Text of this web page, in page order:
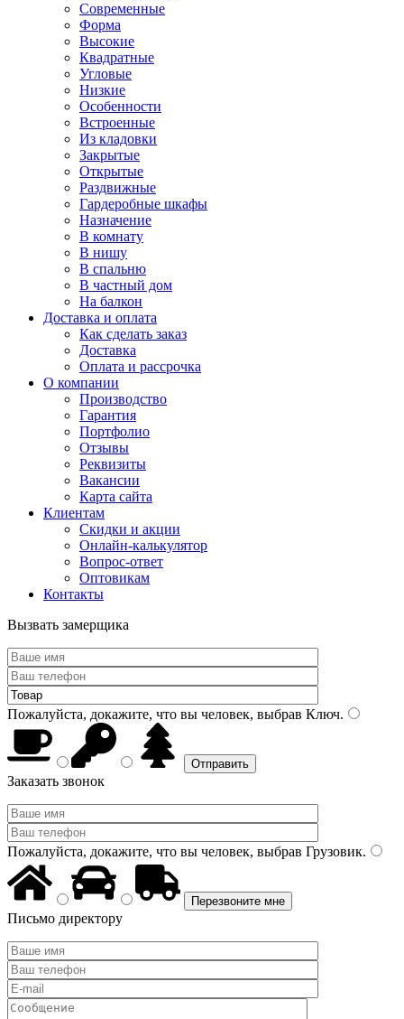
Современные
Форма
Высокие
Квадратные
Угловые
Низкие
Особенности
Встроенные
Из кладовки
Закрытые
Открытые
Раздвижные
Гардеробные шкафы
Назначение
В комнату
В нишу
В спальню
В частный дом
На балкон
Доставка и оплата
Как сделать заказ
Доставка
Оплата и рассрочка
О компании
Производство
Гарантия
Портфолио
Отзывы
Реквизиты
Вакансии
Карта сайта
Клиентам
Скидки и акции
Онлайн-калькулятор
Вопрос-ответ
Оптовикам
Контакты
Вызвать замерщика
Пожалуйста, докажите, что вы человек, выбрав Ключ.
Заказать звонок
Пожалуйста, докажите, что вы человек, выбрав Грузовик.
Письмо директору